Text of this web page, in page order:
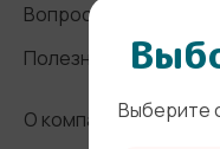
Вопросы и ответы
Полезные статьи
О компанииВыберите